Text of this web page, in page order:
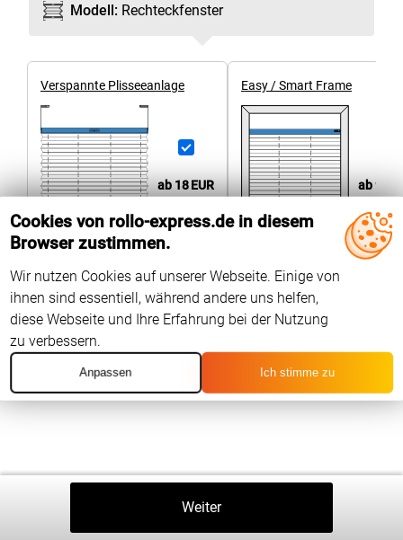
Modell: Rechteck­fenster
Ver­spannte Plissee­anlage
ab 18EUR
wählen97 %der Kunden
Easy / Smart Frame
ab 90
Produktneuheit
Weiter
Cookies von rollo-express.de in diesem
Browser zustimmen.
Wir nutzen Cookies auf unserer Webseite. Einige von
ihnen sind essentiell, während andere uns helfen,
diese Webseite und Ihre Erfahrung bei der Nutzung
zu verbessern.
Anpassen Ich stimme zu